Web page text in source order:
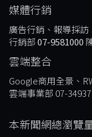
媒體行銷
廣告行銷、報導採
行銷部07-9581000
雲端整合
Google商用全景、
雲端事業部 07-
本新聞網總瀏覽